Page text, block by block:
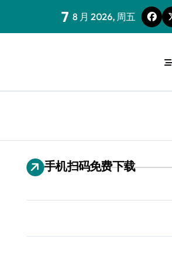
7 8 月 2026, 周五
手机扫码免费下载